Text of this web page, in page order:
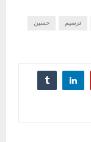
ترسيم حسين